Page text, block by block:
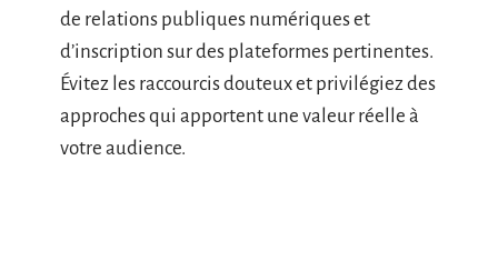
de relations publiques numériques et
d’inscription sur des plateformes pertinentes.
Évitez les raccourcis douteux et privilégiez des
approches qui apportent une valeur réelle à
votre audience.